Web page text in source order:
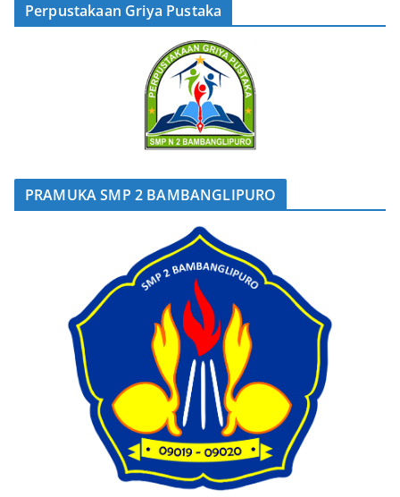
Perpustakaan Griya Pustaka
PRAMUKA SMP 2 BAMBANGLIPURO